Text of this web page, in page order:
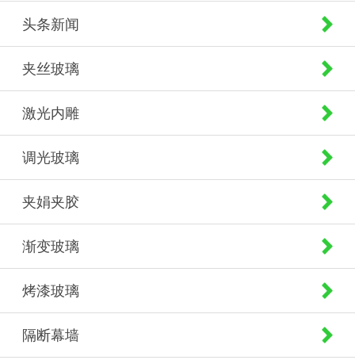
头条新闻
夹丝玻璃
激光内雕
调光玻璃
夹娟夹胶
渐变玻璃
烤漆玻璃
隔断幕墙